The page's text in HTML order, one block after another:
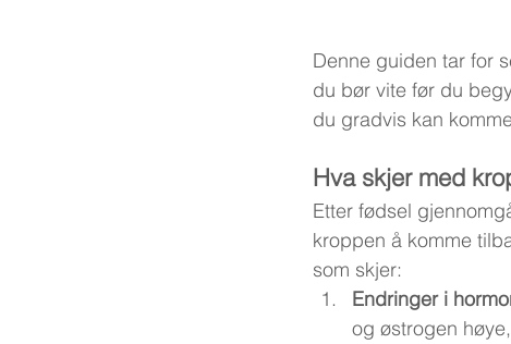
Denne guiden tar for
du bør vite før du
du gradvis kan
Hva skjer med
Etter fødsel
kroppen å komme
som skjer:
Endringer i
og østrogen